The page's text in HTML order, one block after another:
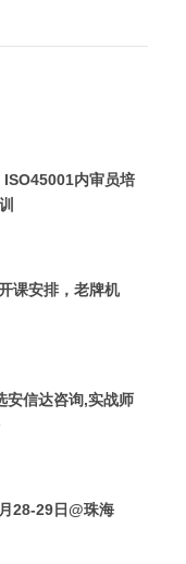
内审员培
课安排，老牌机
安信达咨询,实战师
28-29日@珠海